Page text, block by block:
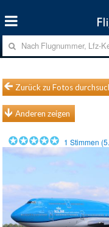
Zurück zu Fotos
Anderen zeigen
1 Stimmen (